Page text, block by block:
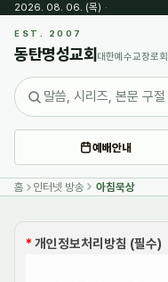
2026. 08. 06. (목) ·
EST. 2007
동탄명성교회 대한예수교장로회
예배안내
홈 인터넷 방송 아침묵상
* 개인정보처리방침 (필수)